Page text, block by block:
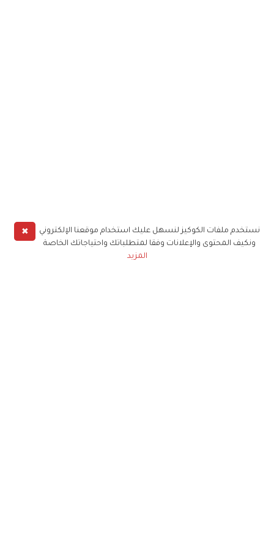
✖
نستخدم ملفات الكوكيز لنسهل عليك استخدام موقعنا الإلكتروني
ونكيف المحتوى والإعلانات وفقا لمتطلباتك واحتياجاتك الخاصة
المزيد